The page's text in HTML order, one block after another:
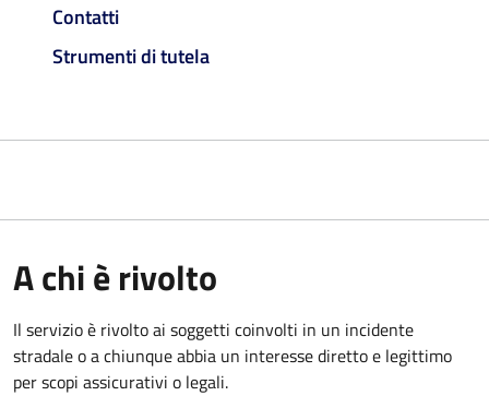
Contatti
Strumenti di tutela
A chi è rivolto
Il servizio è rivolto ai soggetti coinvolti in un incidente
stradale o a chiunque abbia un interesse diretto e legittimo
per scopi assicurativi o legali.